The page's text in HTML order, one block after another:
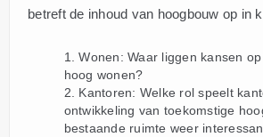
betreft de inhoud van hoogbouw op in
Wonen: Waar liggen kansen
hoog wonen?
Kantoren: Welke rol speelt
ontwikkeling van toekomstige
bestaande ruimte weer